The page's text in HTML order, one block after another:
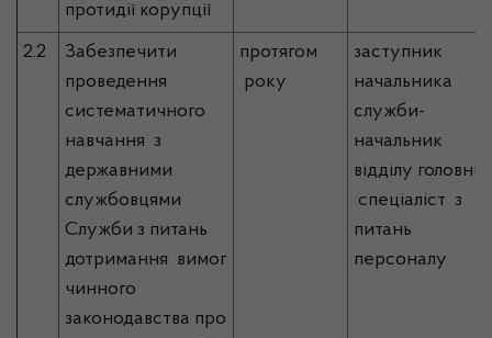
протидії корупції
2.2
Забезпечити
проведення
систематичного
навчання з
державними
службовцями
Служби з питань
дотримання вимог
чинного
законодавства про
протягом
року
заступник
начальника
служби-
начальник
відділу
спеціаліст з
питань
персоналу